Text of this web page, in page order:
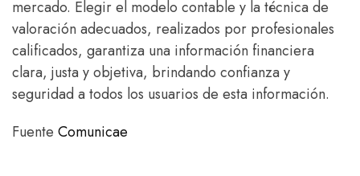
mercado. Elegir el modelo contable y la técnica de
valoración adecuados, realizados por profesionales
calificados, garantiza una información financiera
clara, justa y objetiva, brindando confianza y
seguridad a todos los usuarios de esta información.
Fuente Comunicae